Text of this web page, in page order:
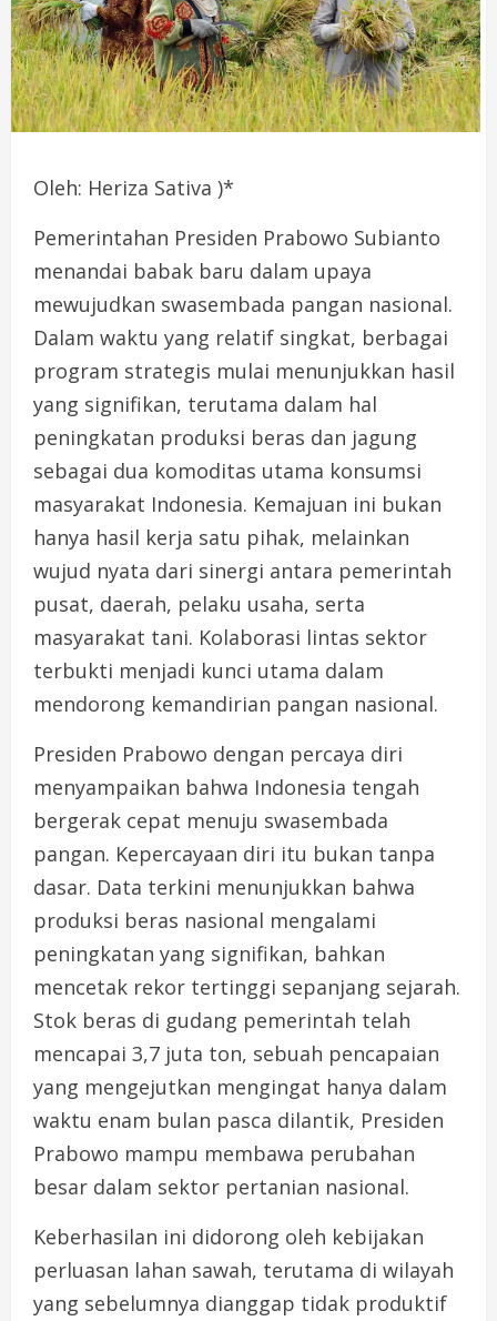
Oleh: Heriza Sativa )*
Pemerintahan Presiden Prabowo Subianto
menandai babak baru dalam upaya
mewujudkan swasembada pangan nasional.
Dalam waktu yang relatif singkat, berbagai
program strategis mulai menunjukkan hasil
yang signifikan, terutama dalam hal
peningkatan produksi beras dan jagung
sebagai dua komoditas utama konsumsi
masyarakat Indonesia. Kemajuan ini bukan
hanya hasil kerja satu pihak, melainkan
wujud nyata dari sinergi antara pemerintah
pusat, daerah, pelaku usaha, serta
masyarakat tani. Kolaborasi lintas sektor
terbukti menjadi kunci utama dalam
mendorong kemandirian pangan nasional.
Presiden Prabowo dengan percaya diri
menyampaikan bahwa Indonesia tengah
bergerak cepat menuju swasembada
pangan. Kepercayaan diri itu bukan tanpa
dasar. Data terkini menunjukkan bahwa
produksi beras nasional mengalami
peningkatan yang signifikan, bahkan
mencetak rekor tertinggi sepanjang sejarah.
Stok beras di gudang pemerintah telah
mencapai 3,7 juta ton, sebuah pencapaian
yang mengejutkan mengingat hanya dalam
waktu enam bulan pasca dilantik, Presiden
Prabowo mampu membawa perubahan
besar dalam sektor pertanian nasional.
Keberhasilan ini didorong oleh kebijakan
perluasan lahan sawah, terutama di wilayah
yang sebelumnya dianggap tidak produktif